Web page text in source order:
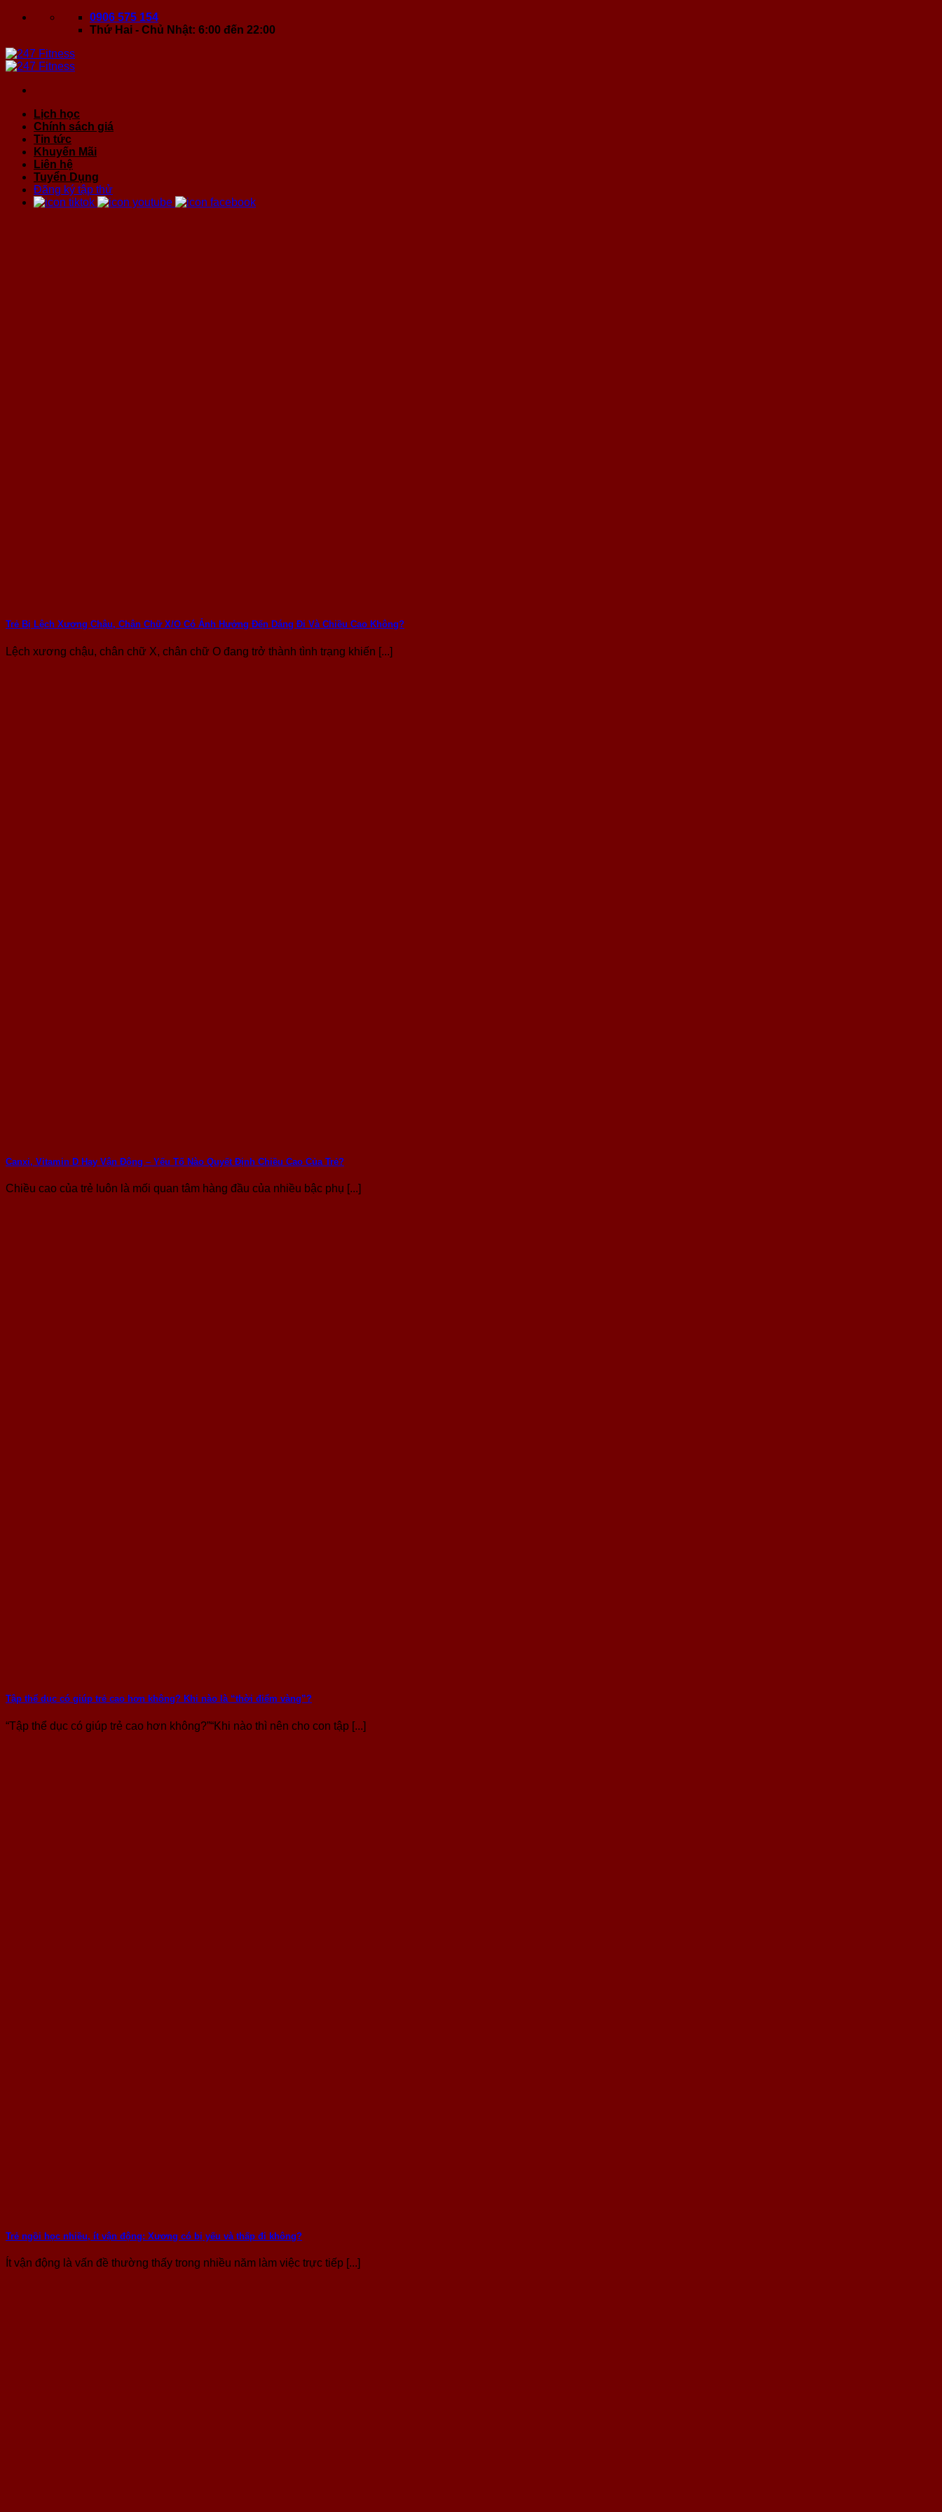
dung
0906 575 154
Thứ Hai - Chủ Nhật: 6:00 đến 22:00
Lịch học
Chính sách giá
Tin tức
Khuyến Mãi
Liên hệ
Tuyển Dụng
Đăng ký tập thử
Trẻ Bị Lệch Xương Chậu, Chân Chữ X/O Có Ảnh Hưởng Đến Dáng Đi Và Chiều Cao Không?
Lệch xương chậu, chân chữ X, chân chữ O đang trở thành tình trạng khiến [...]
Canxi, Vitamin D Hay Vận Động – Yếu Tố Nào Quyết Định Chiều Cao Của Trẻ?
Chiều cao của trẻ luôn là mối quan tâm hàng đầu của nhiều bậc phụ [...]
Tập thể dục có giúp trẻ cao hơn không? Khi nào là “thời điểm vàng”?
“Tập thể dục có giúp trẻ cao hơn không?”“Khi nào thì nên cho con tập [...]
Trẻ ngồi học nhiều, ít vận động: Xương có bị yếu và thấp đi không?
Ít vận động là vấn đề thường thấy trong nhiều năm làm việc trực tiếp [...]